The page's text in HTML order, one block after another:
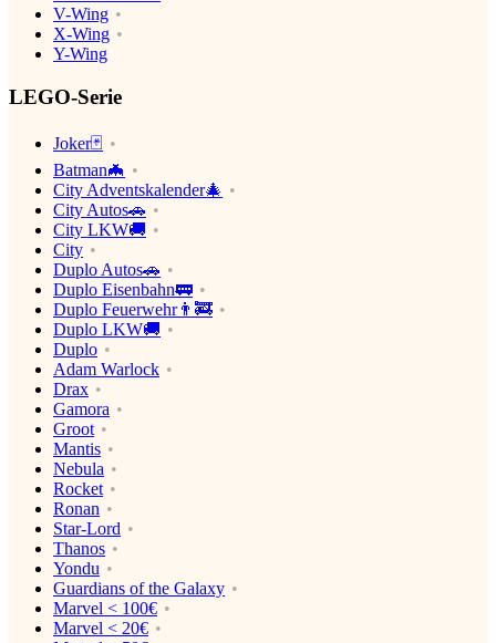
V-Wing
X-Wing
Y-Wing
LEGO-Serie
Joker🃏
Batman🦇
City Adventskalender🎄
City Autos🚗
City LKW🚚
City
Duplo Autos🚗
Duplo Eisenbahn🚃
Duplo Feuerwehr👨‍🚒
Duplo LKW🚚
Duplo
Adam Warlock
Drax
Gamora
Groot
Mantis
Nebula
Rocket
Ronan
Star-Lord
Thanos
Yondu
Guardians of the Galaxy
Marvel < 100€
Marvel < 20€